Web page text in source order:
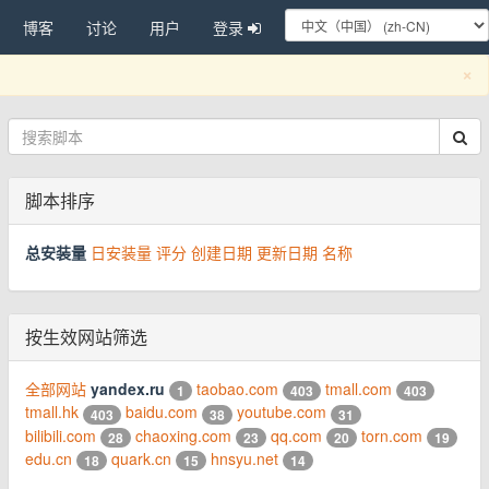
博客 讨论 用户 登录
×
脚本排序
总安装量 日安装量 评分 创建日期 更新日期 名称
按生效网站筛选
全部网站 yandex.ru 1 taobao.com 403 tmall.com 403
tmall.hk 403 baidu.com 38 youtube.com 31
bilibili.com 28 chaoxing.com 23 qq.com 20 torn.com 19
edu.cn 18 quark.cn 15 hnsyu.net 14